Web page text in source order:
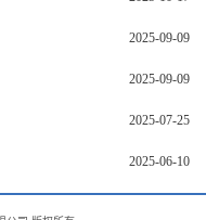
2025-09-09
2025-09-09
2025-07-25
2025-06-10